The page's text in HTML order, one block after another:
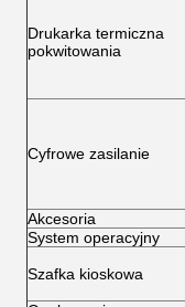
Drukarka termiczna
pokwitowania
Cyfrowe zasilanie
Akcesoria
System operacyjny
Szafka kioskowa